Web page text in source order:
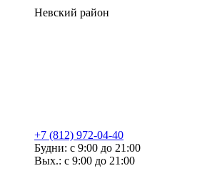
Невский район
+7 (812) 972-04-40
Будни: с 9:00 до 21:00
Вых.: с 9:00 до 21:00